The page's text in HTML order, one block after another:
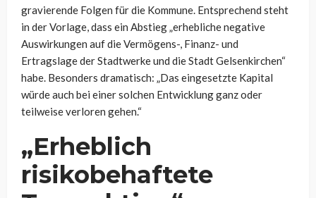
gravierende Folgen für die Kommune. Entsprechend steht
in der Vorlage, dass ein Abstieg „erhebliche negative
Auswirkungen auf die Vermögens-, Finanz- und
Ertragslage der Stadtwerke und die Stadt Gelsenkirchen“
habe. Besonders dramatisch: „Das eingesetzte Kapital
würde auch bei einer solchen Entwicklung ganz oder
teilweise verloren gehen.“
„Erheblich
risikobehaftete